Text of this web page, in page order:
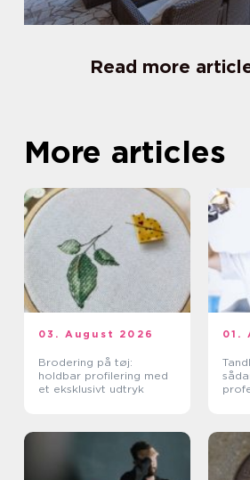
Read more
More articles
03. August 2026
Brodering på tøj:
holdbar profilering med
et eksklusivt udtryk
01.